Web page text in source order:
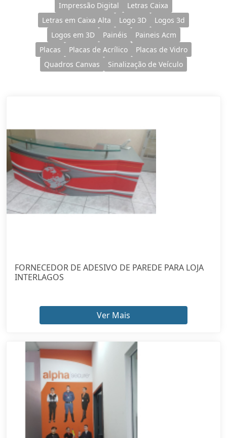
Impressão Digital
Letras Caixa
Letras em Caixa Alta
Logo 3D
Logos 3d
Logos em 3D
Painéis
Paineis Acm
Placas
Placas de Acrílico
Placas de Vidro
Quadros Canvas
Sinalização de Veículo
FORNECEDOR DE ADESIVO DE PAREDE PARA LOJA
INTERLAGOS
Ver Mais